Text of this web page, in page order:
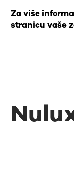
Za više
stranicu vaše